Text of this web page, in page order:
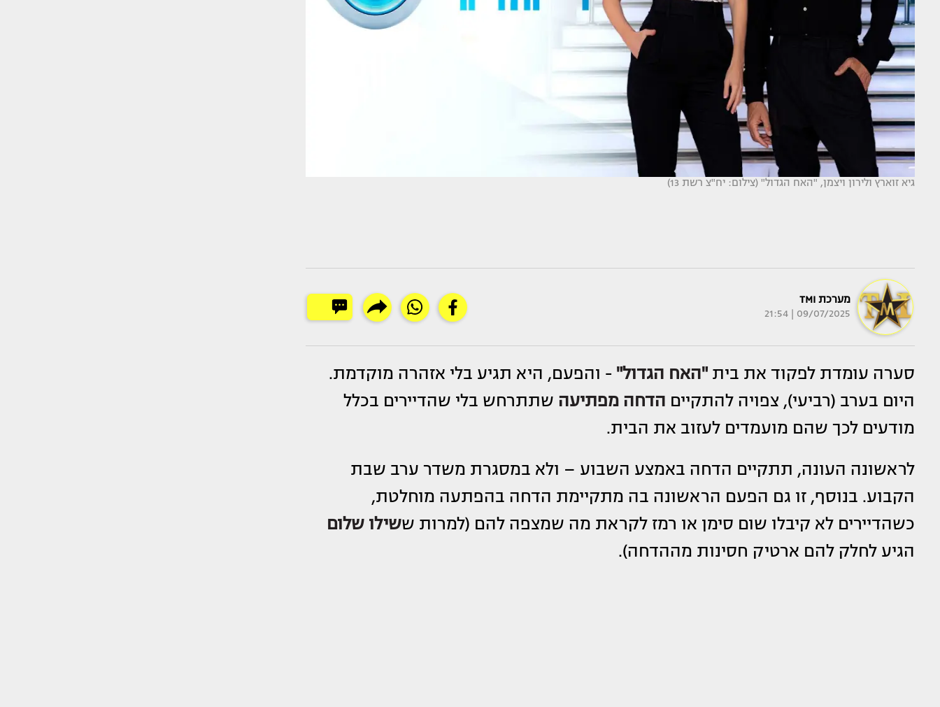
גיא זוארץ ולירון ויצמן, "האח הגדול" (צילום: יח"צ רשת 13)
מערכת TMI
09/07/2025 | 21:54
סערה עומדת לפקוד את בית "האח הגדול" - והפעם, היא תגיע בלי אזהרה מוקדמת.
היום בערב (רביעי), צפויה להתקיים הדחה מפתיעה שתתרחש בלי שהדיירים בכלל
מודעים לכך שהם מועמדים לעזוב את הבית.
לראשונה העונה, תתקיים הדחה באמצע השבוע – ולא במסגרת משדר ערב שבת
הקבוע. בנוסף, זו גם הפעם הראשונה בה מתקיימת הדחה בהפתעה מוחלטת,
כשהדיירים לא קיבלו שום סימן או רמז לקראת מה שמצפה להם (למרות ששילו שלום
הגיע לחלק להם ארטיק חסינות מההדחה).